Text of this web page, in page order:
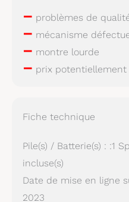
– problèmes de
– mécanisme
– montre lourde
– prix potentiellement
Fiche technique
Pile(s) / Batterie(s) : :1
incluse(s)
Date de mise en ligne
2023